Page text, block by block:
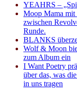
YEAHRS –
Moop Mama mit
zwischen
Runde.
BLANKS
Wolf & Moon
zum Album ein
I Want Poetry
über das, was
in uns tragen